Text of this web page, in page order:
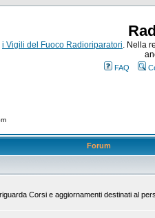
i Vigili del Fuoco Radioriparatori. Nella
FAQ
Forum
Corsi e aggiornamenti destinati al